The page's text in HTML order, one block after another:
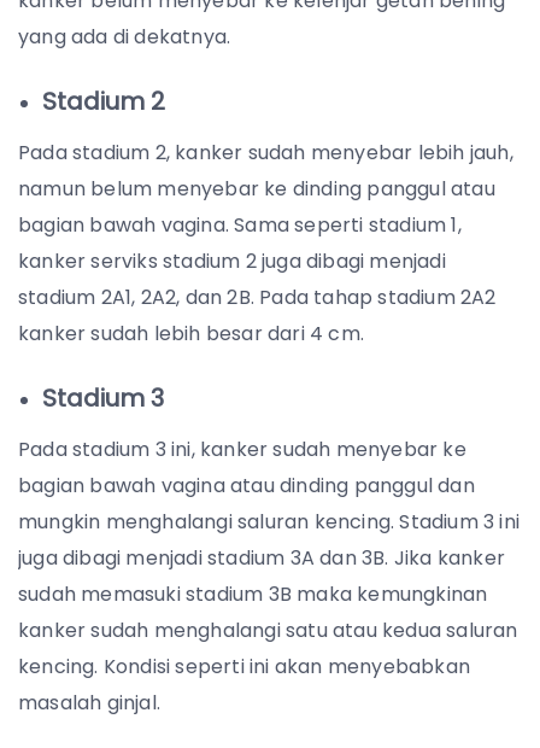
yang ada di dekatnya.
Stadium 2
Pada stadium 2, kanker sudah menyebar lebih jauh,
namun belum menyebar ke dinding panggul atau
bagian bawah vagina. Sama seperti stadium 1,
kanker serviks stadium 2 juga dibagi menjadi
stadium 2A1, 2A2, dan 2B. Pada tahap stadium 2A2
kanker sudah lebih besar dari 4 cm.
Stadium 3
Pada stadium 3 ini, kanker sudah menyebar ke
bagian bawah vagina atau dinding panggul dan
mungkin menghalangi saluran kencing. Stadium 3 ini
juga dibagi menjadi stadium 3A dan 3B. Jika kanker
sudah memasuki stadium 3B maka kemungkinan
kanker sudah menghalangi satu atau kedua saluran
kencing. Kondisi seperti ini akan menyebabkan
masalah ginjal.